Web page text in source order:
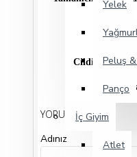
Yelek
Peluş
Panço
İç Giyim
Atlet
Soyma
Cildinize
Normal,
YORUM YAP
Adınız